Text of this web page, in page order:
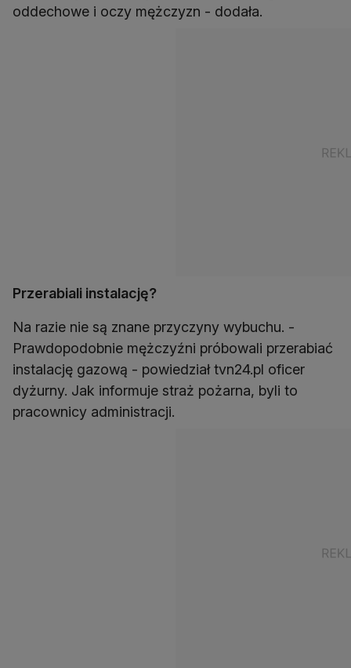
oddechowe i oczy mężczyzn - dodała.
Przerabiali instalację?
Na razie nie są znane przyczyny wybuchu. -
Prawdopodobnie mężczyźni próbowali przerabiać
instalację gazową - powiedział tvn24.pl oficer
dyżurny. Jak informuje straż pożarna, byli to
pracownicy administracji.